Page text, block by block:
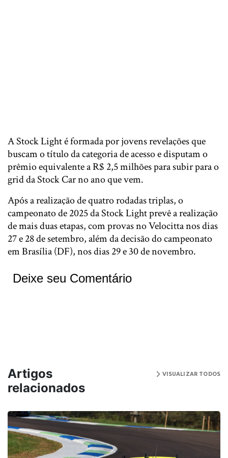
A Stock Light é formada por jovens revelações que
buscam o título da categoria de acesso e disputam o
prêmio equivalente a R$ 2,5 milhões para subir para o
grid da Stock Car no ano que vem.
Após a realização de quatro rodadas triplas, o
campeonato de 2025 da Stock Light prevê a realização
de mais duas etapas, com provas no Velocitta nos dias
27 e 28 de setembro, além da decisão do campeonato
em Brasília (DF), nos dias 29 e 30 de novembro.
Deixe seu Comentário
Artigos
relacionados
VISUALIZAR TODOS